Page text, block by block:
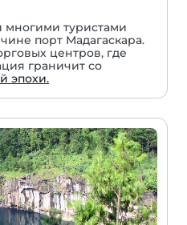
туристами
порт Мадагаскара.
центров, где
граничит со
эпохи.